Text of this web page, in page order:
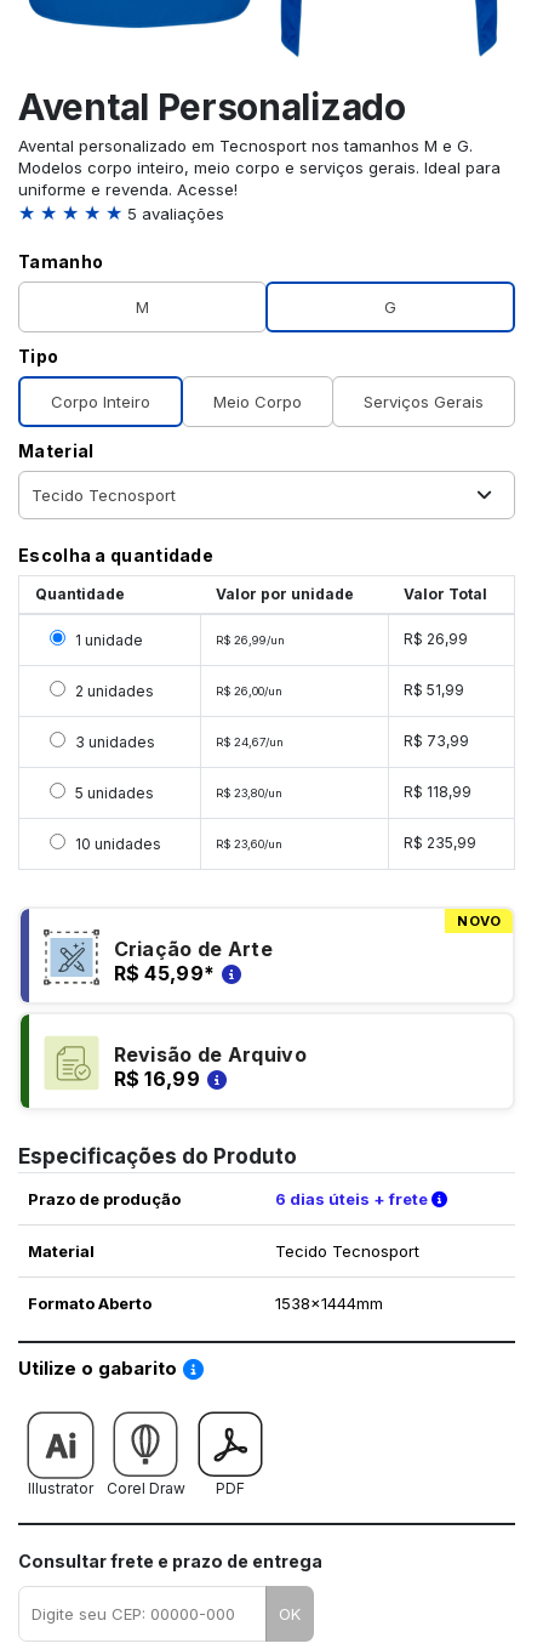
Avental Personalizado
Avental personalizado em Tecnosport nos tamanhos M e G.
Modelos corpo inteiro, meio corpo e serviços gerais. Ideal para
uniforme e revenda. Acesse!
★ ★ ★ ★ ★ 5 avaliações
Tamanho
M G
Tipo
Corpo Inteiro Meio Corpo Serviços Gerais
Material
Escolha a quantidade
Quantidade Valor por unidade Valor Total
Selecionar 1 unidade
1 unidade R$ 26,99/un R$ 26,99
Selecionar 2 unidades
2 unidades R$ 26,00/un R$ 51,99
Selecionar 3 unidades
3 unidades R$ 24,67/un R$ 73,99
Selecionar 5 unidades
5 unidades R$ 23,80/un R$ 118,99
Selecionar 10 unidades
10 unidades R$ 23,60/un R$ 235,99
NOVO
Criação de Arte
R$ 45,99*
Revisão de Arquivo
R$ 16,99
Especificações do Produto
Prazo de produção 6 dias úteis + frete Verifique
Material Tecido Tecnosport
Formato Aberto 1538x1444mm
Utilize o gabarito Saiba como utilizar os nossos gabaritos
Illustrator Corel Draw PDF
Consultar frete e prazo de entrega
OK